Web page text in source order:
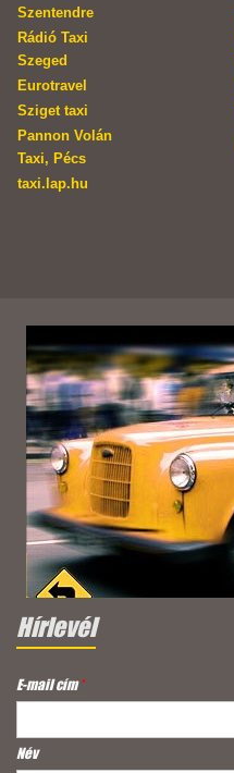
Szentendre
Rádió Taxi
Szeged
Eurotravel
Sziget taxi
Pannon Volán
Taxi, Pécs
taxi.lap.hu
Hírlevél
E-mail cím*
Név